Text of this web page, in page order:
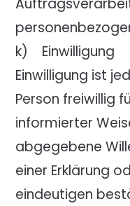
k) Einwilligung
Einwilligung ist
Person freiwillig
informierter
abgegebene
einer Erklärung
eindeutigen